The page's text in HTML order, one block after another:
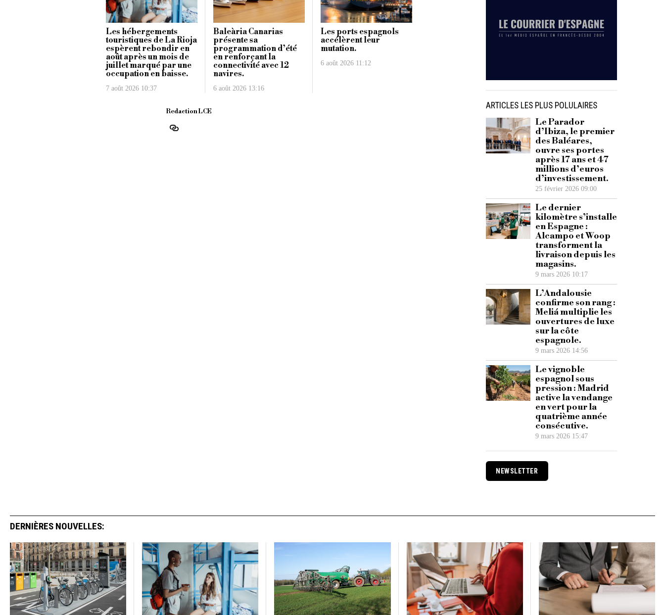
Les hébergements
touristiques de La Rioja
espèrent rebondir en
août après un mois de
juillet marqué par une
occupation en baisse.
7 août 2026 10:37
Baleària Canarias
présente sa
programmation d’été
en renforçant la
connectivité avec 12
navires.
6 août 2026 13:16
Les ports espagnols
accélèrent leur
mutation.
6 août 2026 11:12
Redaction LCE
ARTICLES LES PLUS POLULAIRES
Le Parador
d’Ibiza, le premier
des Baléares,
ouvre ses portes
après 17 ans et 47
millions d’euros
d’investissement.
25 février 2026 09:00
Le dernier
kilomètre s’installe
en Espagne :
Alcampo et Woop
transforment la
livraison depuis les
magasins.
9 mars 2026 10:17
L’Andalousie
confirme son rang :
Meliá multiplie les
ouvertures de luxe
sur la côte
espagnole.
9 mars 2026 14:56
Le vignoble
espagnol sous
pression : Madrid
active la vendange
en vert pour la
quatrième année
consécutive.
9 mars 2026 15:47
NEWSLETTER
DERNIÈRES NOUVELLES: